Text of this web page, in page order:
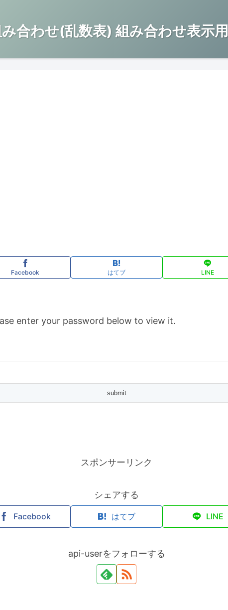
合わせ(乱数表) 組み合わせ表示
Facebook はてブ LINE
enter your password below to view it.
スポンサーリンク
シェアする
Facebook はてブ LINE
api-userをフォローする